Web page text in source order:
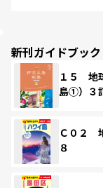
新刊ガイドブック
１５ 地
島①）３
Ｃ０２
８